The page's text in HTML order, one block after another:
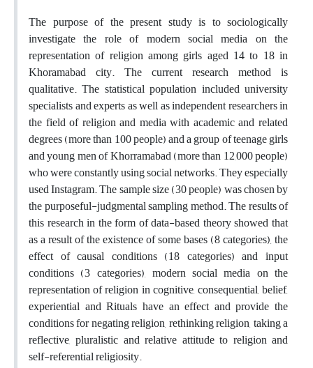
The purpose of the present study is to sociologically
investigate the role of modern social media on the
representation of religion among girls aged 14 to 18 in
Khoramabad city. The current research method is
qualitative. The statistical population included university
specialists and experts as well as independent researchers in
the field of religion and media with academic and related
degrees (more than 100 people) and a group of teenage girls
and young men of Khorramabad (more than 12,000 people)
who were constantly using social networks. They especially
used Instagram. The sample size (30 people) was chosen by
the purposeful-judgmental sampling method. The results of
this research in the form of data-based theory showed that
as a result of the existence of some bases (8 categories), the
effect of causal conditions (18 categories) and input
conditions (3 categories), modern social media on the
representation of religion in cognitive, consequential, belief,
experiential and Rituals have an effect and provide the
conditions for negating religion, rethinking religion, taking a
reflective, pluralistic and relative attitude to religion and
self-referential religiosity.